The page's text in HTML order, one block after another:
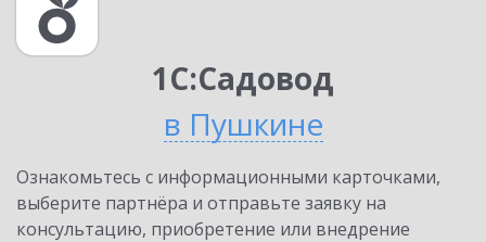
1С:Садовод
в Пушкине
Ознакомьтесь с информационными карточками,
выберите партнёра и отправьте заявку на
консультацию, приобретение или внедрение